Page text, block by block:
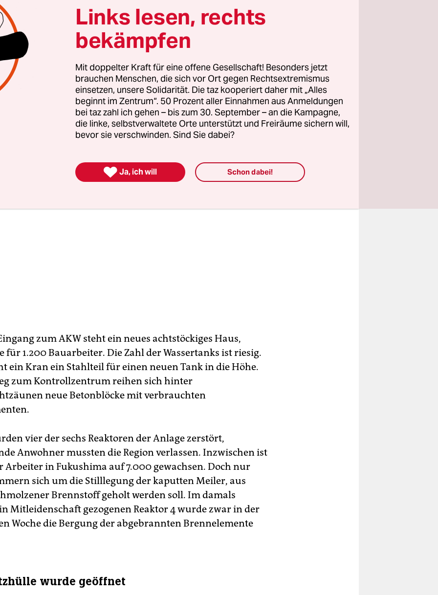
Kräne auf dem Gelände lassen sich kaum zählen,
sind überall Arbeiter mit Atemschutzmasken und weißen
zu sehen. Es wird planiert, betoniert und gebaut.
2011 hatte ein Beben der Stärke 9,0 vor der Küste einen
Tsunami ausgelöst, der zu Kernschmelzen in
führte. Fast vier Jahre nach der verheerenden Katastrophe
das erste Atomkraftwerk in Japan wieder ans Netz
laufen auf dem riesigen Areal in Fukushima
auf Hochtouren.
zum AKW steht ein neues achtstöckiges Haus,
für 1.200 Bauarbeiter. Die Zahl der Wassertanks ist riesig.
ein Kran ein Stahlteil für einen neuen Tank in die Höhe.
zum Kontrollzentrum reihen sich hinter
neue Betonblöcke mit verbrauchten
vier der sechs Reaktoren der Anlage zerstört,
Anwohner mussten die Region verlassen. Inzwischen ist
Arbeiter in Fukushima auf 7.000 gewachsen. Doch nur
sich um die Stilllegung der kaputten Meiler, aus
Brennstoff geholt werden soll. Im damals
Mitleidenschaft gezogenen Reaktor 4 wurde zwar in der
Woche die Bergung der abgebrannten Brennelemente
wurde geöffnet
Links lesen, rechts
bekämpfen
Mit doppelter Kraft für eine offene Gesellschaft! Besonders jetzt
brauchen Menschen, die sich vor Ort gegen Rechtsextremismus
einsetzen, unsere Solidarität. Die taz kooperiert daher mit „Alles
beginnt im Zentrum“. 50 Prozent aller Einnahmen aus Anmeldungen
bei taz zahl ich gehen – bis zum 30. September – an die Kampagne,
die linke, selbstverwaltete Orte unterstützt und Freiräume sichern will,
bevor sie verschwinden. Sind Sie dabei?
 Ja, ich will Schon dabei!